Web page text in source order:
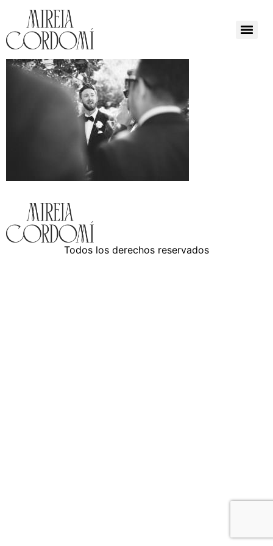
Todos los derechos reservados